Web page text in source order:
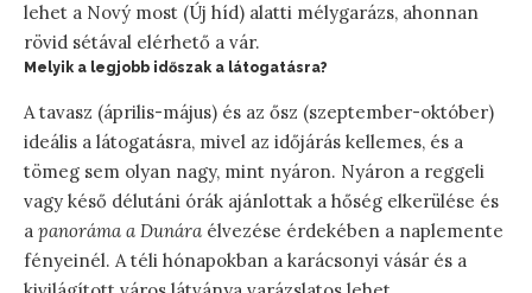
lehet a Nový most (Új híd) alatti mélygarázs, ahonnan
rövid sétával elérhető a vár.
Melyik a legjobb időszak a látogatásra?
A tavasz (április-május) és az ősz (szeptember-október)
ideális a látogatásra, mivel az időjárás kellemes, és a
tömeg sem olyan nagy, mint nyáron. Nyáron a reggeli
vagy késő délutáni órák ajánlottak a hőség elkerülése és
a panoráma a Dunára élvezése érdekében a naplemente
fényeinél. A téli hónapokban a karácsonyi vásár és a